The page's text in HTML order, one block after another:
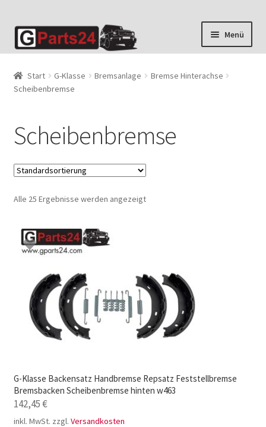
Zur
Navigation
Zum
Inhalt
Menü
Start G-Klasse Bremsanlage
Bremse Hinterachse
Scheibenbremse
Scheibenbremse
Alle 25 Ergebnisse werden angezeigt
G-Klasse Backensatz Handbremse Repsatz Feststellbremse
Bremsbacken Scheibenbremse hinten w463
142,45€
inkl. MwSt. zzgl. Versandkosten